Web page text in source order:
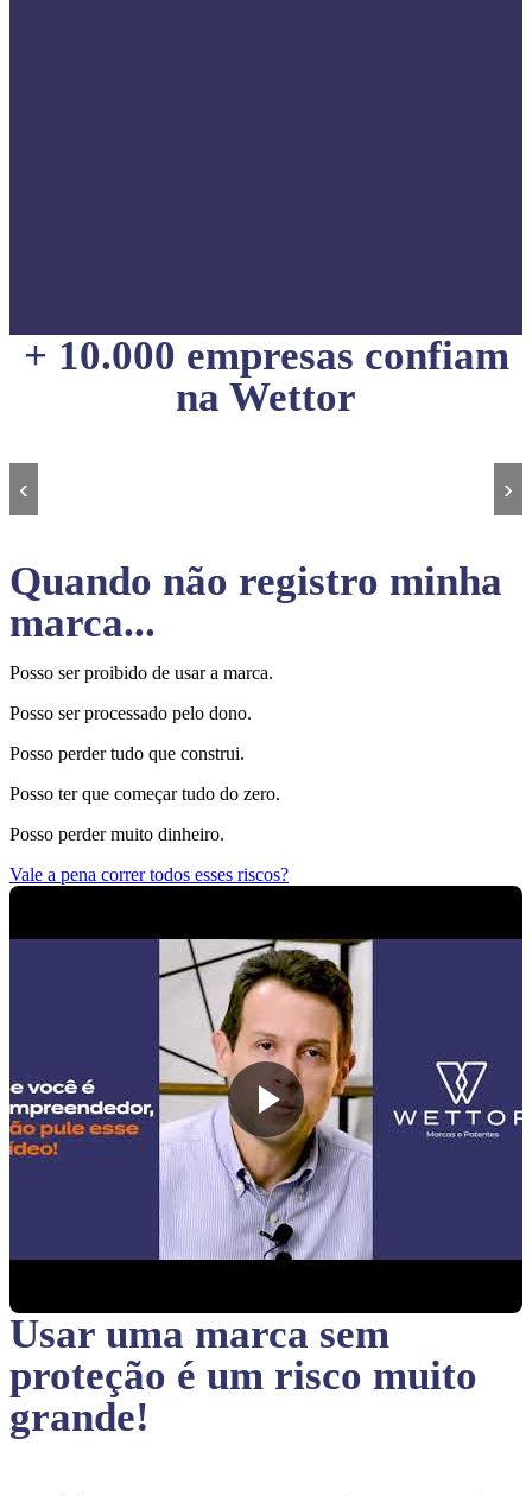
+ 10.000 empresas confiam
na Wettor
‹ ›
Quando não registro minha
marca...
Posso ser proibido de usar a marca.
Posso ser processado pelo dono.
Posso perder tudo que construi.
Posso ter que começar tudo do zero.
Posso perder muito dinheiro.
Vale a pena correr todos esses riscos?
Usar uma marca sem
proteção é um risco muito
grande!